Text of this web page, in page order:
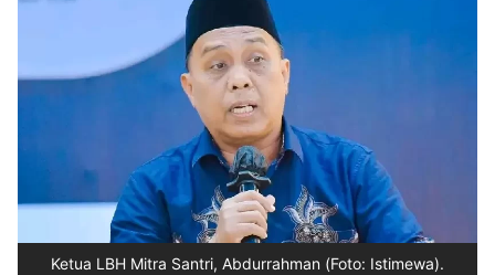
Insight
NTB
Suara
Time
Lens
IDN
Daily
Jogja
Jalan
Rakyat
Idealita
News
Kita
Notice
Dinamikapost.com
Radar
Baru
Seedbacklink
Follow
Ketua LBH Mitra Santri, Abdurrahman (Foto: Istimewa).